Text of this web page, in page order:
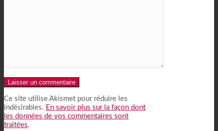
Alternative:
Ce site utilise Akismet pour réduire les
indésirables. En savoir plus sur la façon dont
les données de vos commentaires sont
traitées.